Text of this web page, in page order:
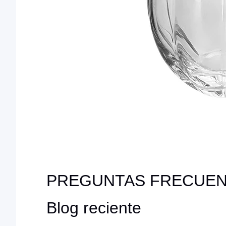
PREGUNTAS
Blog reciente